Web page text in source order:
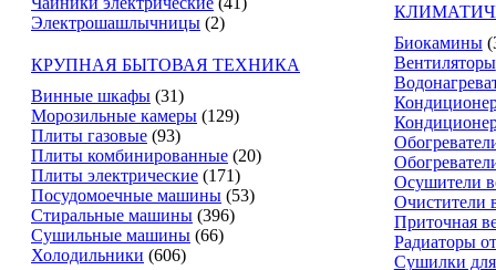
Электрошашлычницы (2)
КРУПНАЯ БЫТОВАЯ ТЕХНИКА
Винные шкафы (31)
Морозильные камеры (129)
Плиты газовые (93)
Плиты комбинированные (20)
Плиты электрические (171)
Посудомоечные машины (53)
Стиральные машины (396)
Сушильные машины (66)
Холодильники (606)
Биокамины
Вентиляторы
Осушители
Очистители
Приточная
Радиаторы
Сушилки